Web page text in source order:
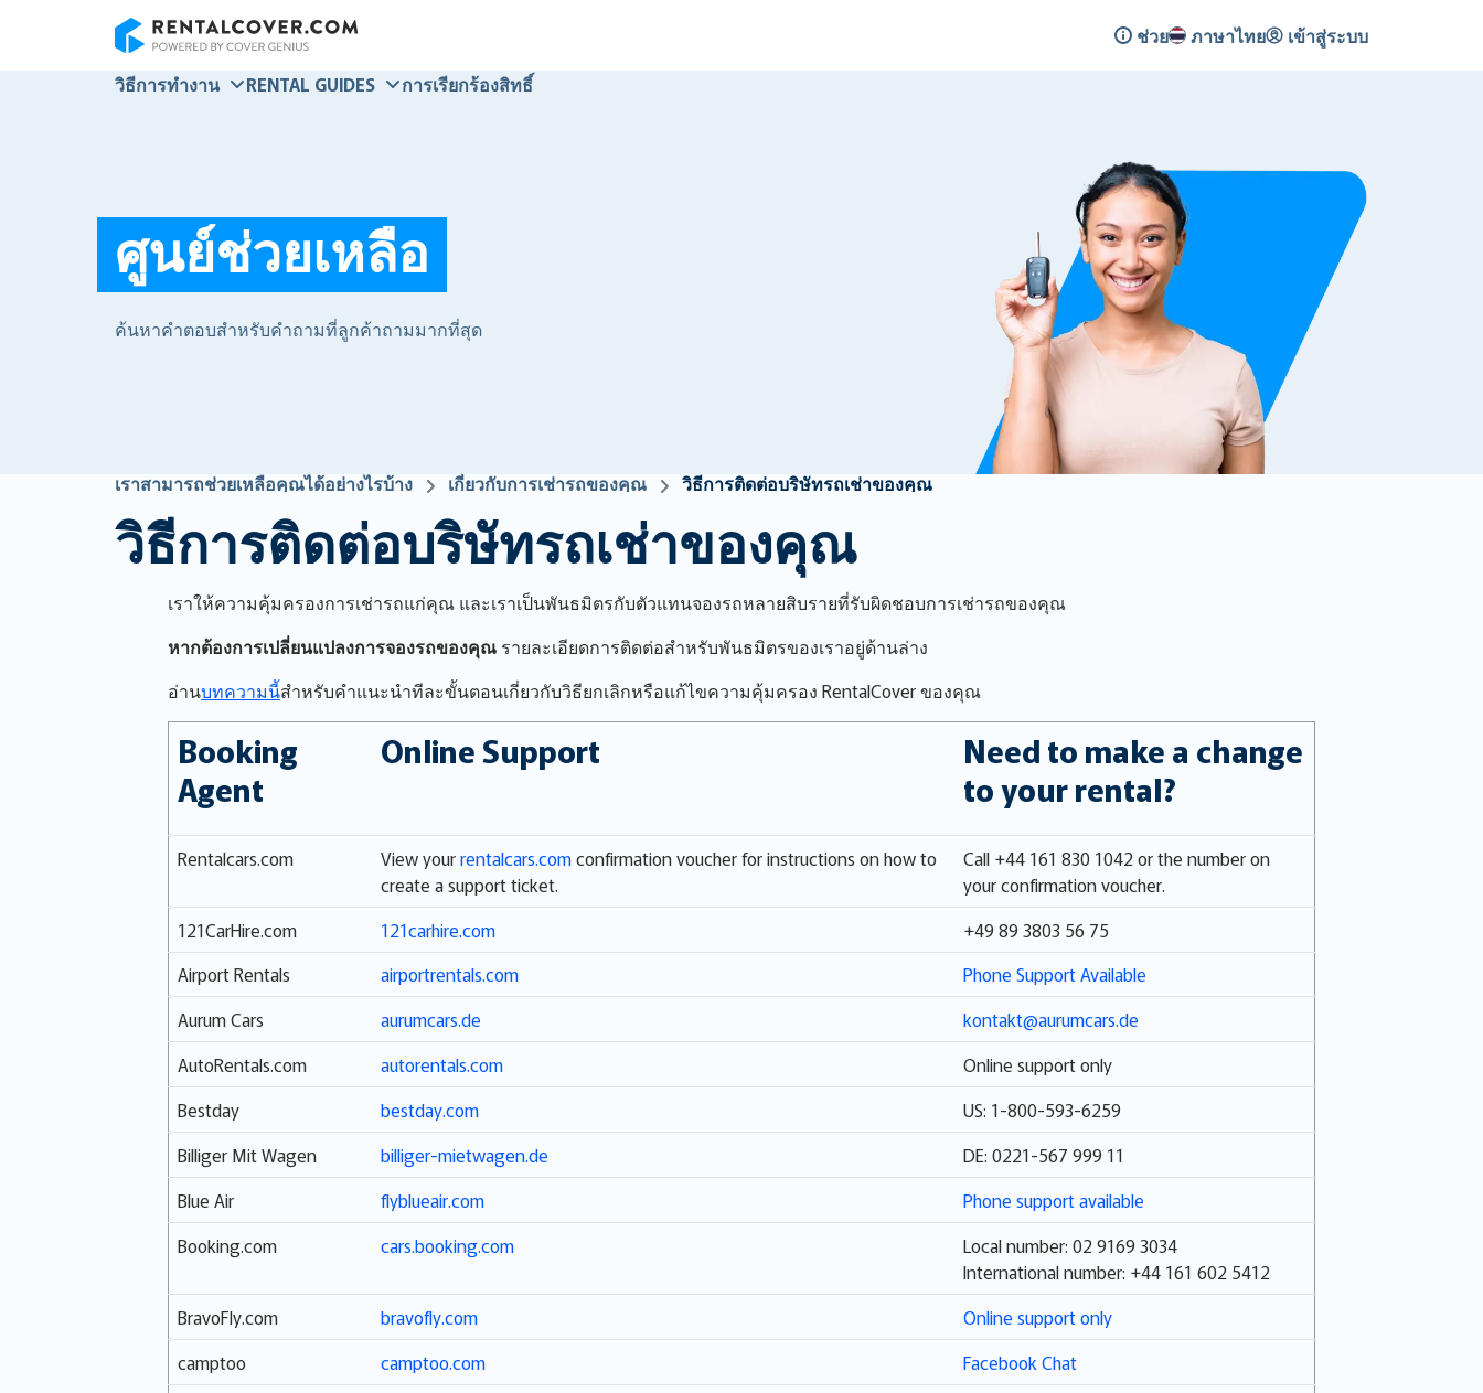
ช่วย ภาษาไทย
เข้าสู่ระบบ
วิธีการทำงาน
RENTAL GUIDES การเรียกร้องสิทธิ์
ศูนย์ช่วยเหลือ
ค้นหาคำตอบสำหรับคำถามที่ลูกค้าถามมากที่สุด
เราสามารถช่วยเหลือคุณได้อย่างไรบ้าง เกี่ยวกับการเช่ารถของคุณ วิธีการติดต่อบริษัทรถเช่าของคุณ
วิธีการติดต่อบริษัทรถเช่าของคุณ
เราให้ความคุ้มครองการเช่ารถแก่คุณ และเราเป็นพันธมิตรกับตัวแทนจองรถหลายสิบรายที่รับผิดชอบการเช่ารถของคุณ
หากต้องการเปลี่ยนแปลงการจองรถของคุณ รายละเอียดการติดต่อสำหรับพันธมิตรของเราอยู่ด้านล่าง
อ่านบทความนี้สำหรับคำแนะนำทีละขั้นตอนเกี่ยวกับวิธียกเลิกหรือแก้ไขความคุ้มครอง RentalCover ของคุณ
Booking
Agent
Online Support
Need to make a change
to your rental?
Rentalcars.com View yourrentalcars.comconfirmation voucher for instructions on how to
create a support ticket.
Call +44 161 830 1042 or the number on
your confirmation voucher.
121CarHire.com
121carhire.com
+49 89 3803 56 75
Airport Rentals
airportrentals.com
Phone Support Available
Aurum Cars
aurumcars.de
kontakt@aurumcars.de
AutoRentals.com
autorentals.com
Online support only
Bestday
bestday.com
US: 1-800-593-6259
Billiger Mit Wagen
billiger-mietwagen.de
DE: 0221-567 999 11
Blue Air
flyblueair.com
Phone support available
Booking.com
cars.booking.com
Local number: 02 9169 3034
International number: +44 161 602 5412
BravoFly.com
bravofly.com
Online support only
camptoo
camptoo.com
Facebook Chat